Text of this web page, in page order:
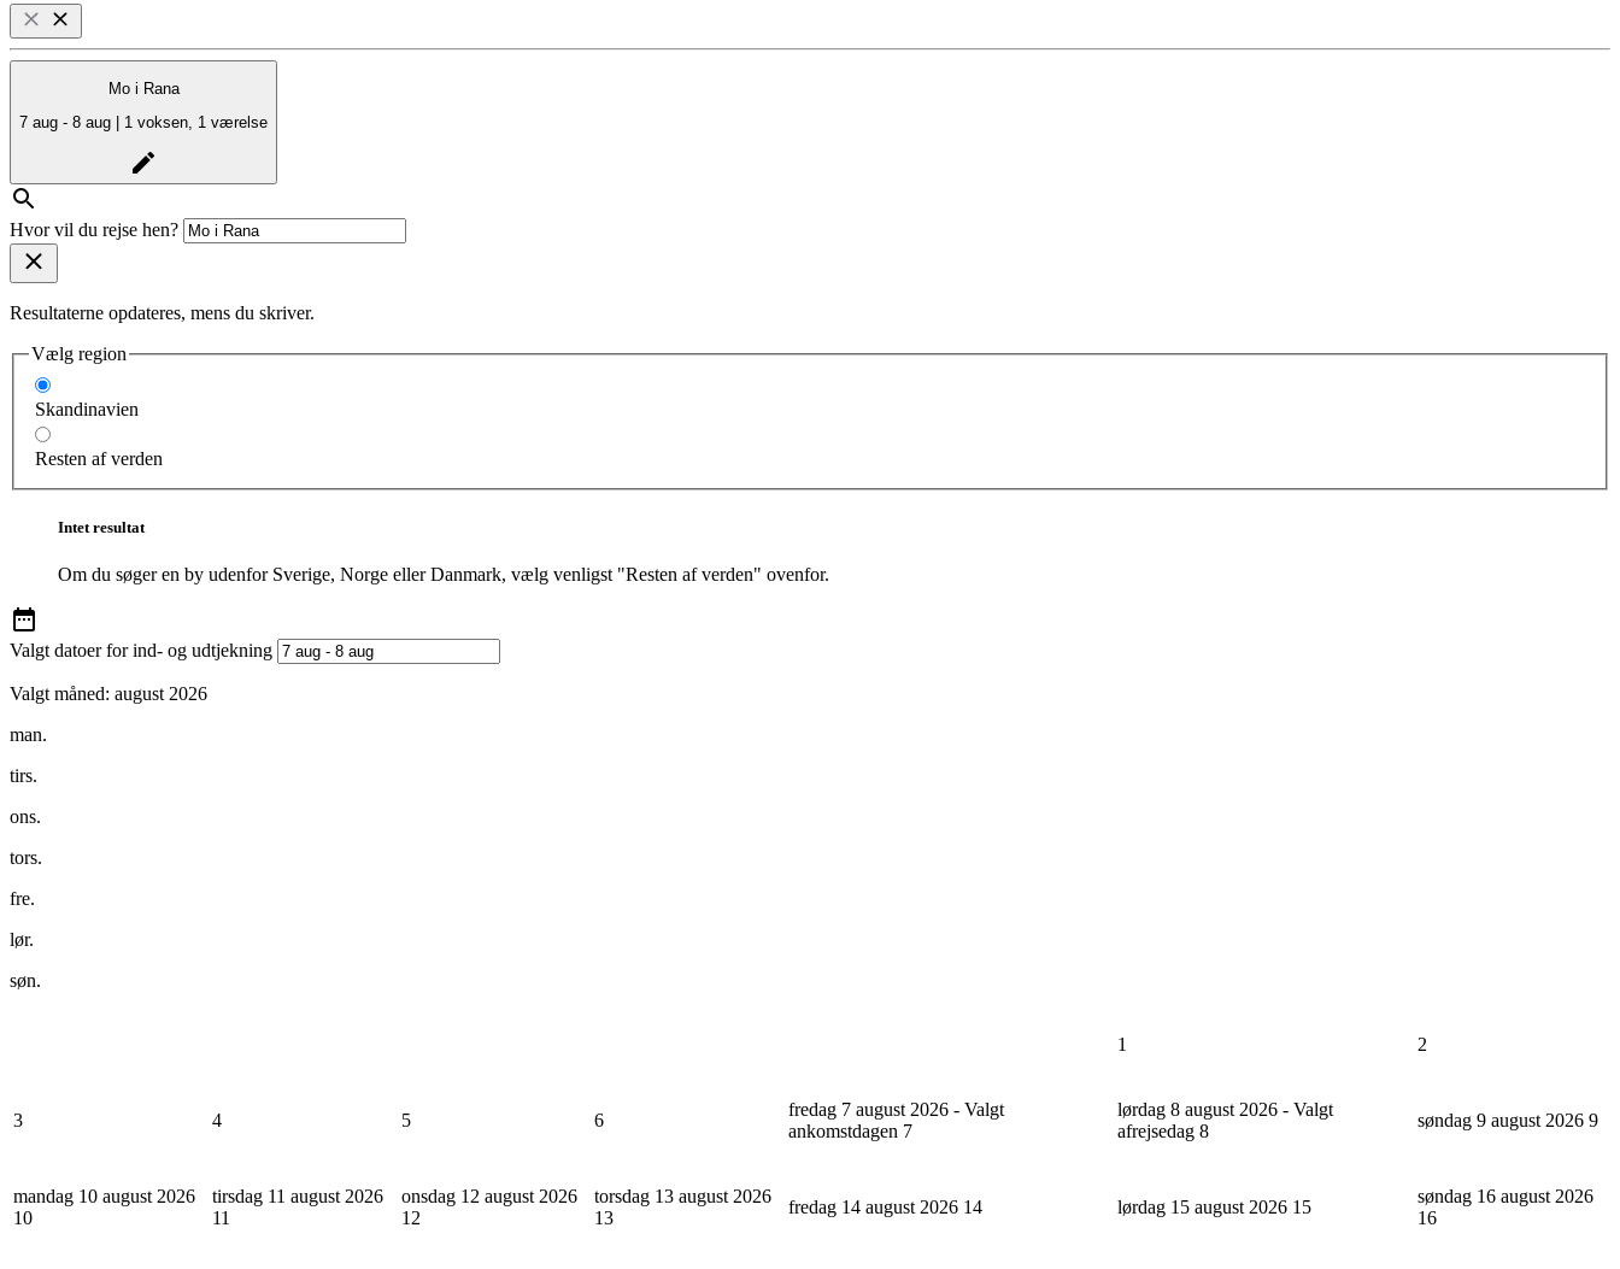
Mo i Rana
7 aug - 8 aug | 1 voksen, 1 værelse
Hvor vil du rejse hen?
Resultaterne opdateres, mens du skriver.
Vælg region
Skandinavien
Resten af verden
Intet resultat
Om du søger en by udenfor Sverige, Norge eller Danmark, vælg venligst "Resten af verden" ovenfor.
Valgt datoer for ind- og udtjekning
Valgt måned: august 2026
man.
tirs.
ons.
tors.
fre.
lør.
søn.
1 2
3 4 5 6
fredag 7 august 2026 - Valgt
ankomstdagen 7
lørdag 8 august 2026 - Valgt
afrejsedag 8
søndag 9 august 2026 9
mandag 10 august 2026
10
tirsdag 11 august 2026
11
onsdag 12 august 2026
12
torsdag 13 august 2026
13
fredag 14 august 2026 14 lørdag 15 august 2026 15
søndag 16 august 2026
16